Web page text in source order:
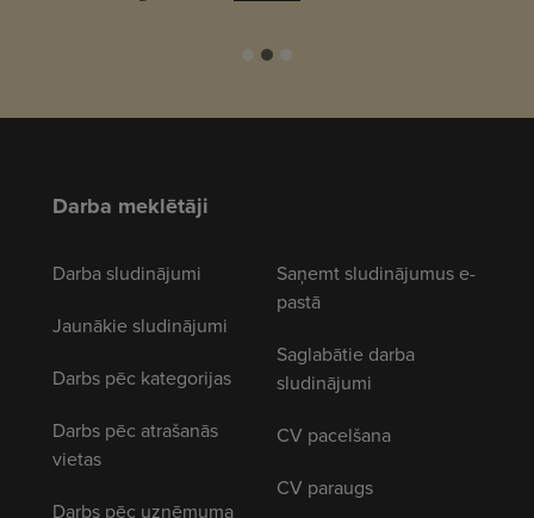
Darba meklētāji
Darba sludinājumi
Jaunākie sludinājumi
Darbs pēc kategorijas
Darbs pēc atrašanās
vietas
Darbs pēc uzņēmuma
Saņemt sludinājumus e-
pastā
Saglabātie darba
sludinājumi
CV pacelšana
CV paraugs